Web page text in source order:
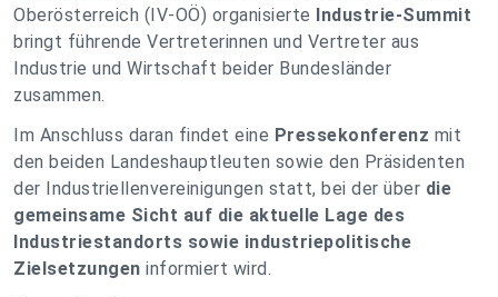
Oberösterreich (IV-OÖ) organisierte Industrie-Summit
bringt führende Vertreterinnen und Vertreter aus
Industrie und Wirtschaft beider Bundesländer
zusammen.
Im Anschluss daran findet eine Pressekonferenz mit
den beiden Landeshauptleuten sowie den Präsidenten
der Industriellenvereinigungen statt, bei der über die
gemeinsame Sicht auf die aktuelle Lage des
Industriestandorts sowie industriepolitische
Zielsetzungen informiert wird.